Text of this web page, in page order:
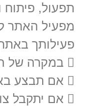
תפעול, פיתוח
מפעיל האתר
פעילותך
 במקרה של הפרת תנאי השימוש באתר.
 אם תבצע באתר פעולות שבניגוד לחוק ולכל דין.
 אם יתקבל צו שיפוטי המורה למסור את פרטיך או המידע אודותיך לצד שלישי.